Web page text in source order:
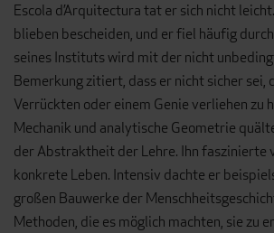
Escola d’Arquitectura tat er sich nicht
blieben bescheiden, und er fiel häufig
seines Instituts wird mit der nicht
Bemerkung zitiert, dass er nicht sicher sei,
Verrückten oder einem Genie verliehen zu
Mechanik und analytische Geometrie
der Abstraktheit der Lehre. Ihn faszinierte
konkrete Leben. Intensiv dachte er
großen Bauwerke der
Methoden, die es möglich machten, sie zu